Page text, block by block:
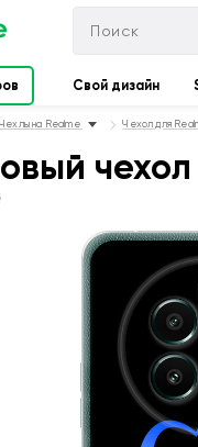
Свой дизайн
Чехлы на Realme Чехол для